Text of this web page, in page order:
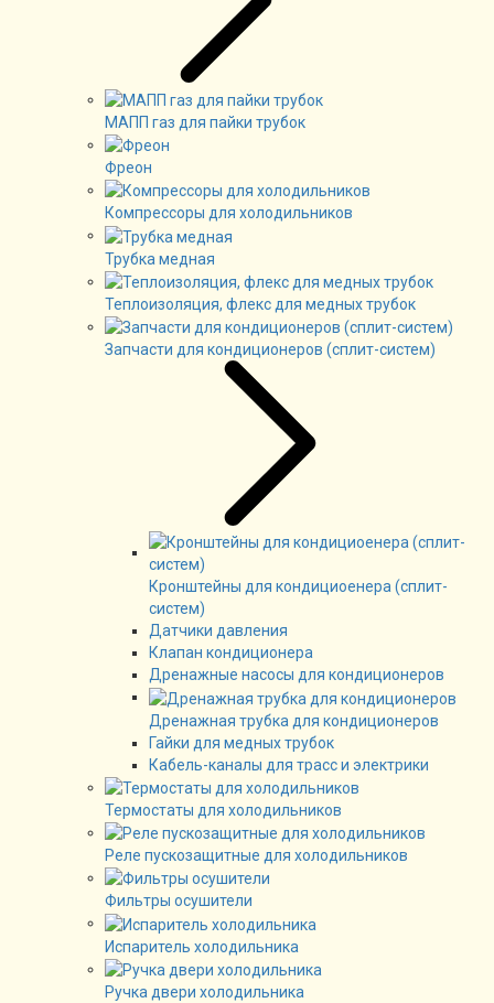
МАПП газ для пайки трубок
Фреон
Компрессоры для холодильников
Трубка медная
Теплоизоляция, флекс для медных трубок
Запчасти для кондиционеров (сплит-систем)
Кронштейны для кондициоенера (сплит-
систем)
Датчики давления
Клапан кондиционера
Дренажные насосы для кондиционеров
Дренажная трубка для кондиционеров
Гайки для медных трубок
Кабель-каналы для трасс и электрики
Термостаты для холодильников
Реле пускозащитные для холодильников
Фильтры осушители
Испаритель холодильника
Ручка двери холодильника